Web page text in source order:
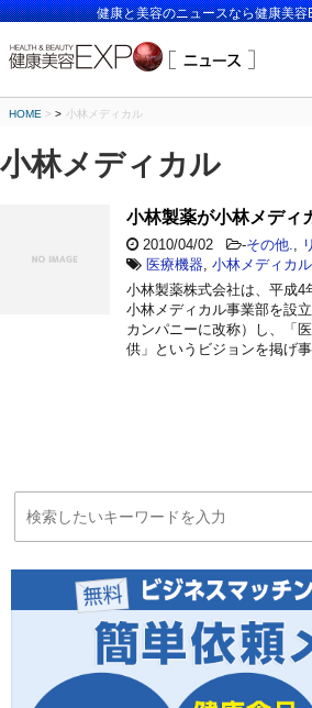
健康と美容のニュースなら健康美容
HOME > 小林メディカル
小林メディカル
小林製薬が小林メディ
2010/04/02 -その他.
医療機器 小林メディカル
小林製薬株式会社は、平成4
小林メディカル事業部を設
カンパニーに改称）し、「
供」というビジョンを掲げ